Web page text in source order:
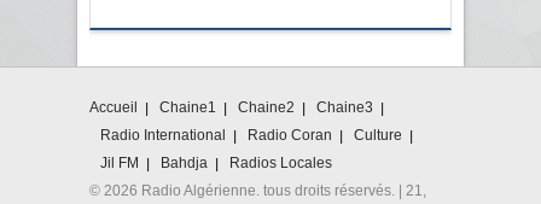
Accueil Chaine1 Chaine2
Chaine3
Radio International
Radio Coran
Culture
Jil FM
Bahdja
Radios Locales
© 2026 Radio Algérienne. tous droits réservés. | 21,